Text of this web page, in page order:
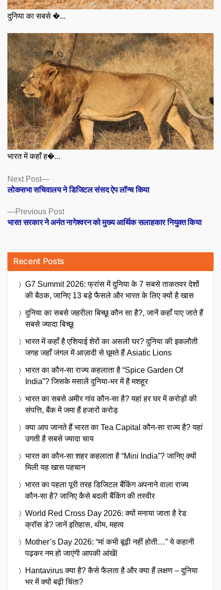
दुनिया का सबसे �...
भारत में कहाँ ह�...
Posts
navigation
Previous PostPrevious
post:
भारत सरकार ने अनंत नागेश्वरन को मुख्य आर्थिक सलाहकार नियुक्त किया
Next Post
Next
post:
लोकसभा सचिवालय ने डिजिटल संसद ऐप लॉन्च किया
Recent Posts
G7 Summit 2026: फ्रांस में दुनिया के 7 सबसे ताकतवर देशों
की बैठक, जानिए 13 बड़े फैसले और भारत के लिए क्यों है खास
दुनिया का सबसे जहरीला बिच्छू कौन सा है?, जानें कहाँ पाए जाते हैं
सबसे ज्यादा बिच्छू
भारत में कहाँ है एशियाई शेरों का असली घर? दुनिया की इकलौती
जगह जहाँ जंगल में आज़ादी से घूमते हैं Asiatic Lions
भारत का कौन-सा राज्य कहलाता है “Spice Garden Of
India”? जिसके मसालें दुनिया-भर में है मशहूर
भारत का सबसे अमीर गांव कौन-सा है? यहां हर घर में करोड़ों की
संपत्ति, बैंक में जमा हैं हजारों करोड़
क्या आप जानते हैं भारत का Tea Capital कौन-सा राज्य है? यहां
उगती है सबसे ज्यादा चाय
भारत का कौन-सा शहर कहलाता है “Mini India”? जानिए क्यों
मिली यह खास पहचान
भारत का पहला पूरी तरह डिजिटल बैंकिंग अपनाने वाला राज्य
कौन-सा है? जानिए कैसे बदली बैंकिंग की तस्वीर
World Red Cross Day 2026: क्यों मनाया जाता है रेड
क्रॉस डे? जानें इतिहास, थीम, महत्व
Mother’s Day 2026: “मां कभी बूढ़ी नहीं होती…” ये कहानी
पढ़कर नम हो जाएंगी आपकी आंखें!
Hantavirus क्या है? कैसे फैलता है और क्या हैं लक्षण – दुनिया
भर में क्यों बढ़ी चिंता?